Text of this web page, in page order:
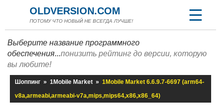
OLDVERSION.COM
ПОТОМУ ЧТО НОВЫЙ НЕ ВСЕГДА ЛУЧШЕ!
Выберите название программного
обеспечения...понизить рейтинг до версии, которую
вы любите!
Шоппинг » 1Mobile Market » 1Mobile Market 6.6.9.7-6697 (arm64-
v8a,armeabi,armeabi-v7a,mips,mips64,x86,x86_64)